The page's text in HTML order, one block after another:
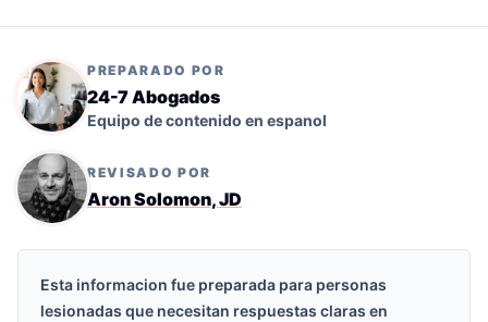
PREPARADO POR
24-7 Abogados
Equipo de contenido en espanol
REVISADO POR
Aron Solomon, JD
Esta informacion fue preparada para personas
lesionadas que necesitan respuestas claras en